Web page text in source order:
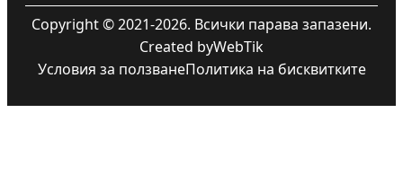
Copyright © 2021-2026. Всички парава запазени.
Created byWebTik
Условия за ползванеПолитика на бисквитките